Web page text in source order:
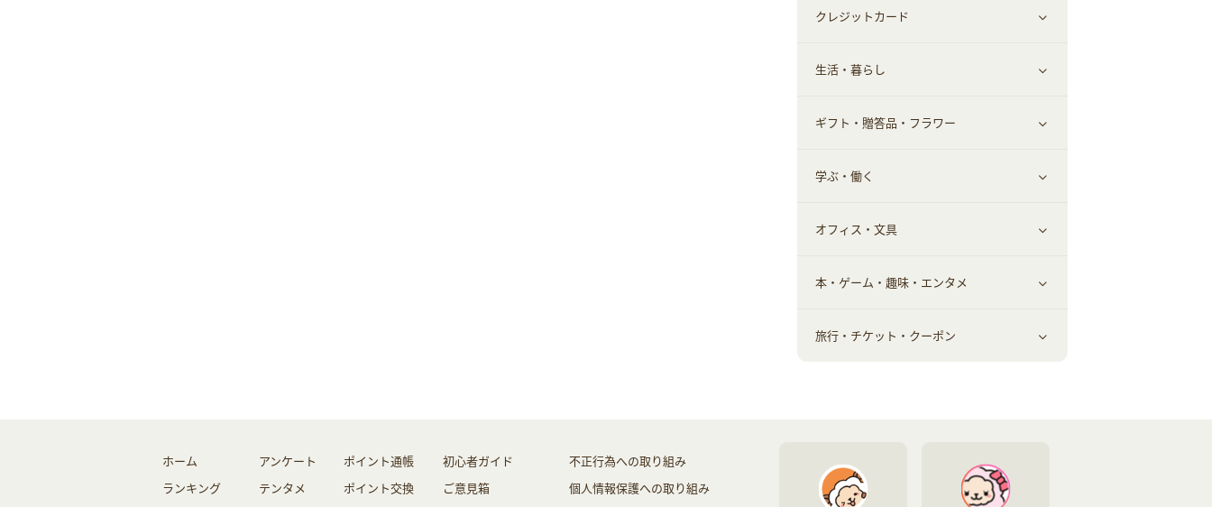
小物・かばん
スーツ・フォーマル
お酒
食材宅配
メイクアップ
ヘアケア
メンズ美容
美容・ダイエット用品
脱毛用品
美容食品
健康食品｜青汁・飲料
健康食品｜乳酸菌・ケフィア
健康食品｜その他
スポーツ・フィットネス
日用品・薬局・からだ
すべて見る
家電・パソコン・ソフトウェア
スマホ・携帯電話・SIM
クレジットカード
すべて見る
クレジットカード
生活・暮らし
すべて見る
車情報・カーシェア・レンタル
お役立ち
生活雑貨・家具インテリア
赤ちゃん・こども・マタニティ
ギフト・贈答品・フラワー
すべて見る
ギフト・贈答品
フラワー
学ぶ・働く
すべて見る
習い事・学習・学校
オフィス・文具
すべて見る
オフィス・文具
本・ゲーム・趣味・エンタメ
すべて見る
本
旅行・チケット・クーポン
チケット・クーポン・チラシ
ホーム
ランキング
アンケート
テンタメ
ポイント通帳
ポイント交換
初心者ガイド
ご意見箱
不正行為への取り組み
個人情報保護への取り組み